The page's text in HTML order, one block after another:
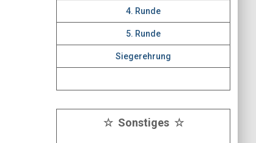
4. Runde
5. Runde
Siegerehrung
☆ Sonstiges ☆